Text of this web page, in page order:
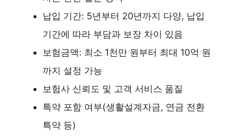
납입 기간: 5년부터 20년까지 다양, 납입
기간에 따라 부담과 보장 차이 있음
보험금액: 최소 1천만 원부터 최대 10억 원
까지 설정 가능
보험사 신뢰도 및 고객 서비스 품질
특약 포함 여부(생활설계자금, 연금 전환
특약 등)